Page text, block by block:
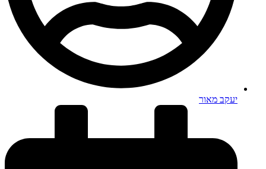
יעקב מאור